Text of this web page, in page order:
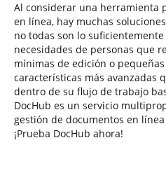
Al considerar una herramienta
en línea, hay muchas
no todas son lo
necesidades de personas que
mínimas de edición o
características más avanzadas
dentro de su flujo de trabajo
DocHub es un servicio
gestión de documentos en
¡Prueba DocHub ahora!